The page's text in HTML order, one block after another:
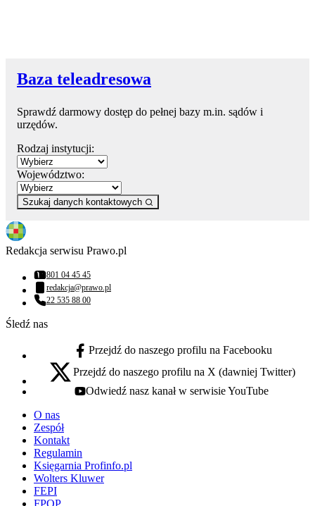
Baza teleadresowa
Sprawdź darmowy dostęp do pełnej bazy m.in. sądów i
urzędów.
Rodzaj instytucji:
Województwo:
Szukaj danych kontaktowych
Redakcja serwisu Prawo.pl
Numer telefonu:
801 04 45 45
Adres email:
redakcja@prawo.pl
Numer telefonu:
22 535 88 00
Śledź nas
facebook - otwiera się w nowej karcie
Przejdź do naszego profilu na Facebooku
x - otwiera się w nowej karcie
Przejdź do naszego profilu na X (dawniej Twitter)
youtube - otwiera się w nowej karcie
Odwiedź nasz kanał w serwisie YouTube
O nas
Zespół
Kontakt
Regulamin
Księgarnia Profinfo.pl
Wolters Kluwer
FEPI
FPOP